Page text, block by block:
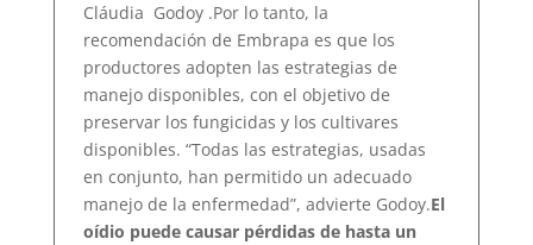
Cláudia Godoy .Por lo tanto, la
recomendación de Embrapa es que los
productores adopten las estrategias de
manejo disponibles, con el objetivo de
preservar los fungicidas y los cultivares
disponibles. “Todas las estrategias, usadas
en conjunto, han permitido un adecuado
manejo de la enfermedad”, advierte Godoy.El
oídio puede causar pérdidas de hasta un